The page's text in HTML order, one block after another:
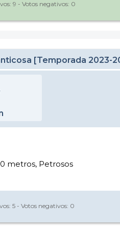
9 - Votos negativos: 0
[Temporada 2023-
metros, Petrosos
5 - Votos negativos: 0